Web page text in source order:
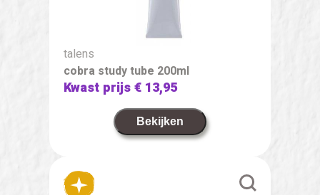
talens
cobra study tube 200ml
Kwast prijs€ 13,95
Bekijken